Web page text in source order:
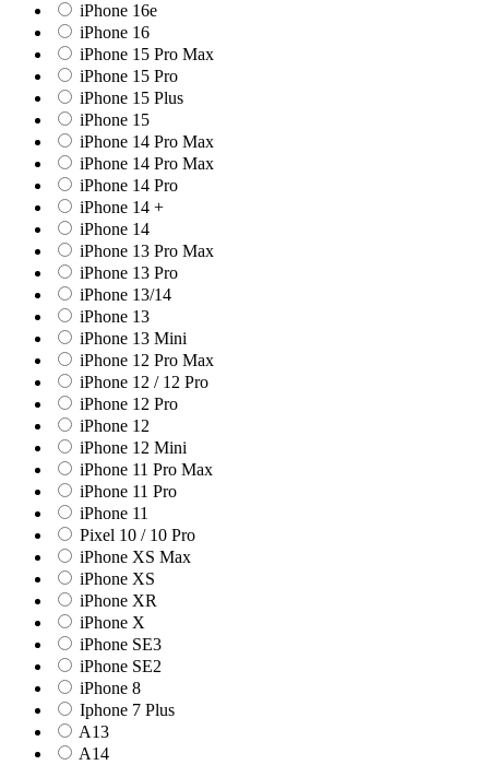
iPhone 16e
iPhone 16
iPhone 15 Pro Max
iPhone 15 Pro
iPhone 15 Plus
iPhone 15
iPhone 14 Pro Max
iPhone 14 Pro Max
iPhone 14 Pro
iPhone 14 +
iPhone 14
iPhone 13 Pro Max
iPhone 13 Pro
iPhone 13/14
iPhone 13
iPhone 13 Mini
iPhone 12 Pro Max
iPhone 12 / 12 Pro
iPhone 12 Pro
iPhone 12
iPhone 12 Mini
iPhone 11 Pro Max
iPhone 11 Pro
iPhone 11
Pixel 10 / 10 Pro
iPhone XS Max
iPhone XS
iPhone XR
iPhone X
iPhone SE3
iPhone SE2
iPhone 8
Iphone 7 Plus
A13
A14